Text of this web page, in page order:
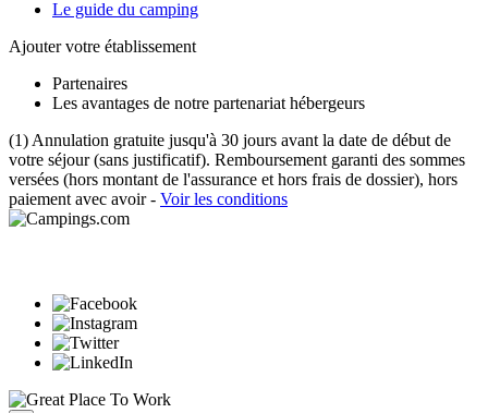
Le guide du camping
Ajouter votre établissement
Partenaires
Les avantages de notre partenariat hébergeurs
(1) Annulation gratuite jusqu'à 30 jours avant la date de début de
votre séjour (sans justificatif). Remboursement garanti des sommes
versées (hors montant de l'assurance et hors frais de dossier), hors
paiement avec avoir - Voir les conditions